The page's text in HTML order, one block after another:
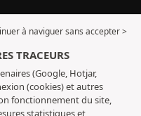
à naviguer sans accepter >
TRACEURS
(Google, Hotjar,
(cookies) et autres
fonctionnement du site,
statistiques et